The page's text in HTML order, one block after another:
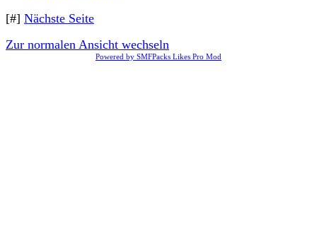
[#] Nächste Seite
Zur normalen Ansicht wechseln
Powered by SMFPacks Likes Pro Mod